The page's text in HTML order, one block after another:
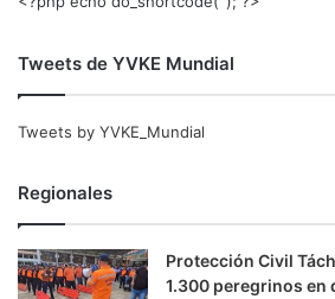
Tweets de YVKE Mundial
Tweets by YVKE_Mundial
Regionales
Protección Civil
1.300 peregrinos en